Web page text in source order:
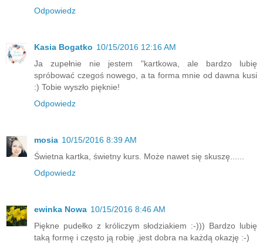
Odpowiedz
Kasia Bogatko 10/15/2016 12:16 AM
Ja zupełnie nie jestem "kartkowa, ale bardzo lubię
spróbować czegoś nowego, a ta forma mnie od dawna kusi
:) Tobie wyszło pięknie!
Odpowiedz
mosia 10/15/2016 8:39 AM
Świetna kartka, świetny kurs. Może nawet się skuszę......
Odpowiedz
ewinka Nowa 10/15/2016 8:46 AM
Piękne pudełko z króliczym słodziakiem :-))) Bardzo lubię
taką formę i często ją robię ,jest dobra na każdą okazję :-)